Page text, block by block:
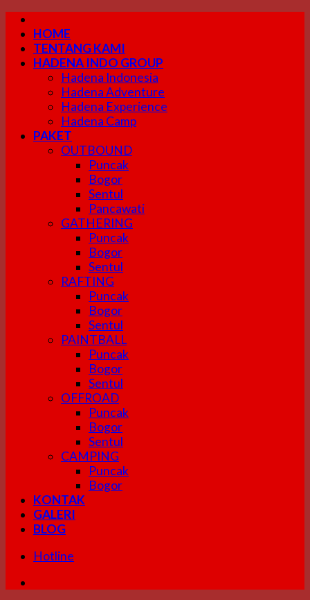
Skip
content
HOME
TENTANG KAMI
HADENA INDO GROUP
Hadena Indonesia
Hadena Adventure
Hadena Experience
Hadena Camp
PAKET
OUTBOUND
Puncak
Bogor
Sentul
Pancawati
GATHERING
Puncak
Bogor
Sentul
RAFTING
Puncak
Bogor
Sentul
PAINTBALL
Puncak
Bogor
Sentul
OFFROAD
Puncak
Bogor
Sentul
CAMPING
Puncak
Bogor
KONTAK
GALERI
BLOG
Hotline